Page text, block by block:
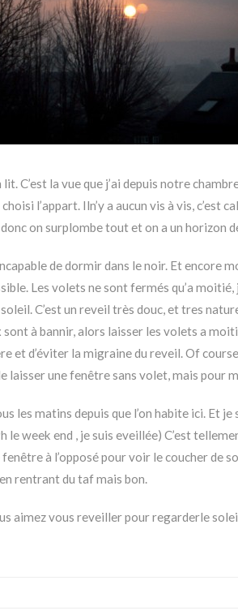
C’est la vue que j’ai depuis notre
l’appart. Iln’y a aucun vis à vis, c’est
donc on surplombe tout et on a un horizon
de dormir dans le noir. Et encore
Les volets ne sont fermés qu’a
C’est un reveil très douc, et tres
à bannir, alors laisser les volets a
et d’éviter la migraine du reveil. Of
laisser une fenêtre sans volet, mais pour
les matins depuis que l’on habite ici. Et
le week end , je suis eveillée) C’est
fenêtre à l’opposé pour voir le coucher de
rentrant du taf mais bon.
aimez vous reveiller pour regarderle